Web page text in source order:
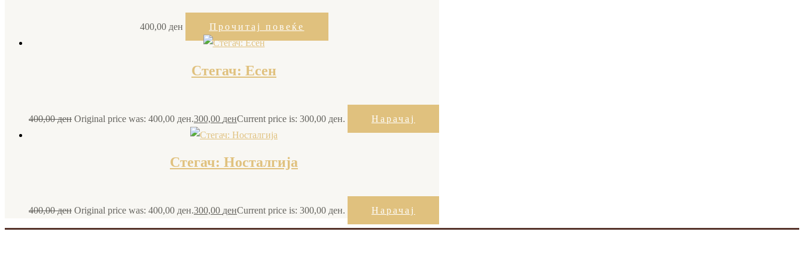
400,00 ден Прочитај повеќе
Стегач: Есен
400,00ден Original price was: 400,00 ден.300,00 денCurrent price is: 300,00 ден. Нарачај
Стегач: Носталгија
400,00ден Original price was: 400,00 ден.300,00 денCurrent price is: 300,00 ден. Нарачај